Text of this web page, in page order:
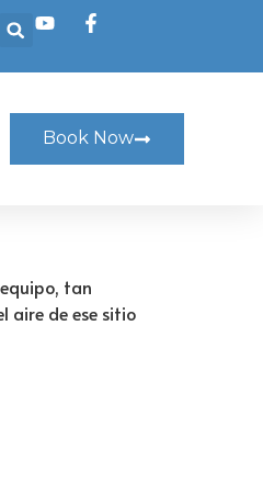
Book Now
tan
aire de ese sitio